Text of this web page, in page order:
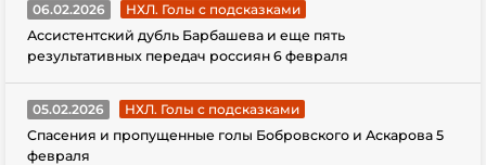
06.02.2026
НХЛ. Голы с подсказками
Ассистентский дубль Барбашева и еще пять
результативных передач россиян 6 февраля
05.02.2026
НХЛ. Голы с подсказками
Спасения и пропущенные голы Бобровского и Аскарова 5
февраля